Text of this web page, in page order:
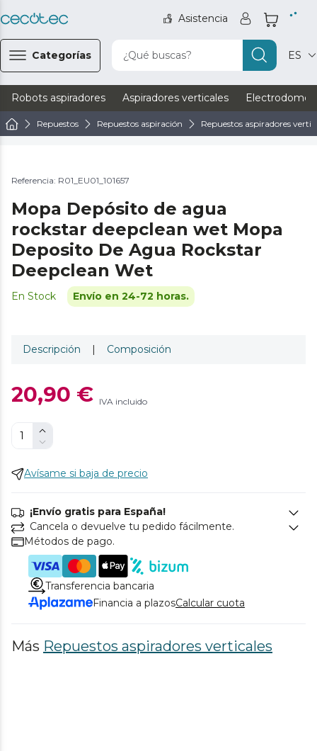
Asistencia
Categorías ¿Qué buscas? ES
Robots aspiradores Aspiradores verticales
Repuestos Repuestos aspiración Repuestos aspiradores
Referencia: R01_EU01_101657
Mopa Depósito de agua
rockstar deepclean wet Mopa
Deposito De Agua Rockstar
Deepclean Wet
En Stock Envío en 24-72 horas.
Descripción | Composición
20,90 € IVA incluido
Avísame si baja de precio
¡Envío gratis para España!
Cancela o devuelve tu pedido fácilmente.
Métodos de pago.
Transferencia bancaria
Financia a plazosCalcular cuota
Más Repuestos aspiradores verticales